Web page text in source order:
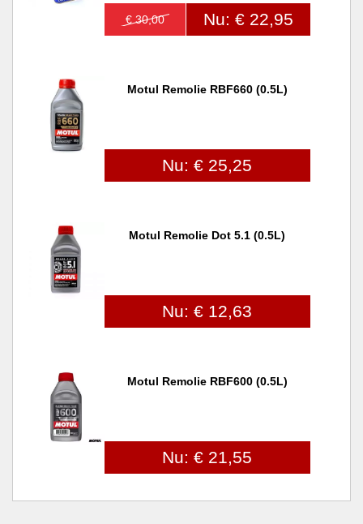
€ 30,00 Nu: € 22,95
Motul Remolie RBF660 (0.5L)
Nu: € 25,25
Motul Remolie Dot 5.1 (0.5L)
Nu: € 12,63
Motul Remolie RBF600 (0.5L)
Nu: € 21,55